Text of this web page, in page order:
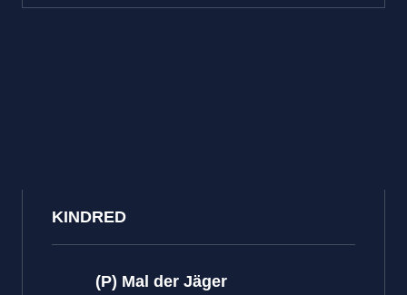
KINDRED
(P) Mal der Jäger